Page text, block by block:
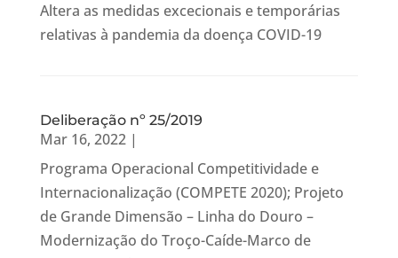
Altera as medidas excecionais e temporárias
relativas à pandemia da doença COVID-19
Deliberação nº 25/2019
Mar 16, 2022|
Programa Operacional Competitividade e
Internacionalização (COMPETE 2020); Projeto
de Grande Dimensão – Linha do Douro –
Modernização do Troço-Caíde-Marco de